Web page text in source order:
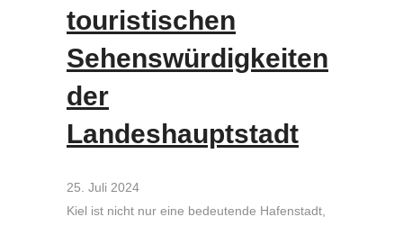
touristischen
Sehenswürdigkeiten
der
Landeshauptstadt
25. Juli 2024
Kiel ist nicht nur eine bedeutende Hafenstadt,